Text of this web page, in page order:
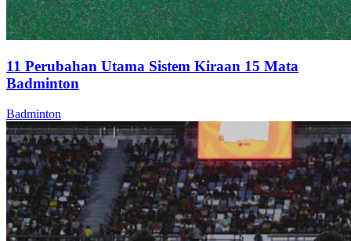
11 Perubahan Utama Sistem Kiraan 15 Mata
Badminton
Badminton